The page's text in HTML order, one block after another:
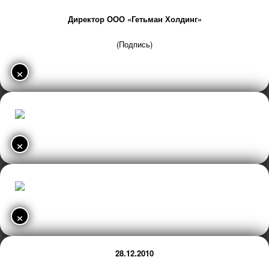
Директор ООО «Гетьман Холдинг»
(Подпись)
×
×
×
28.12.2010